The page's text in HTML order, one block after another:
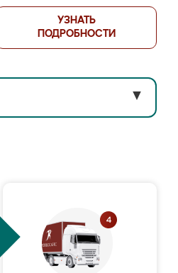
УЗНАТЬ
ПОДРОБНОСТИ
▼